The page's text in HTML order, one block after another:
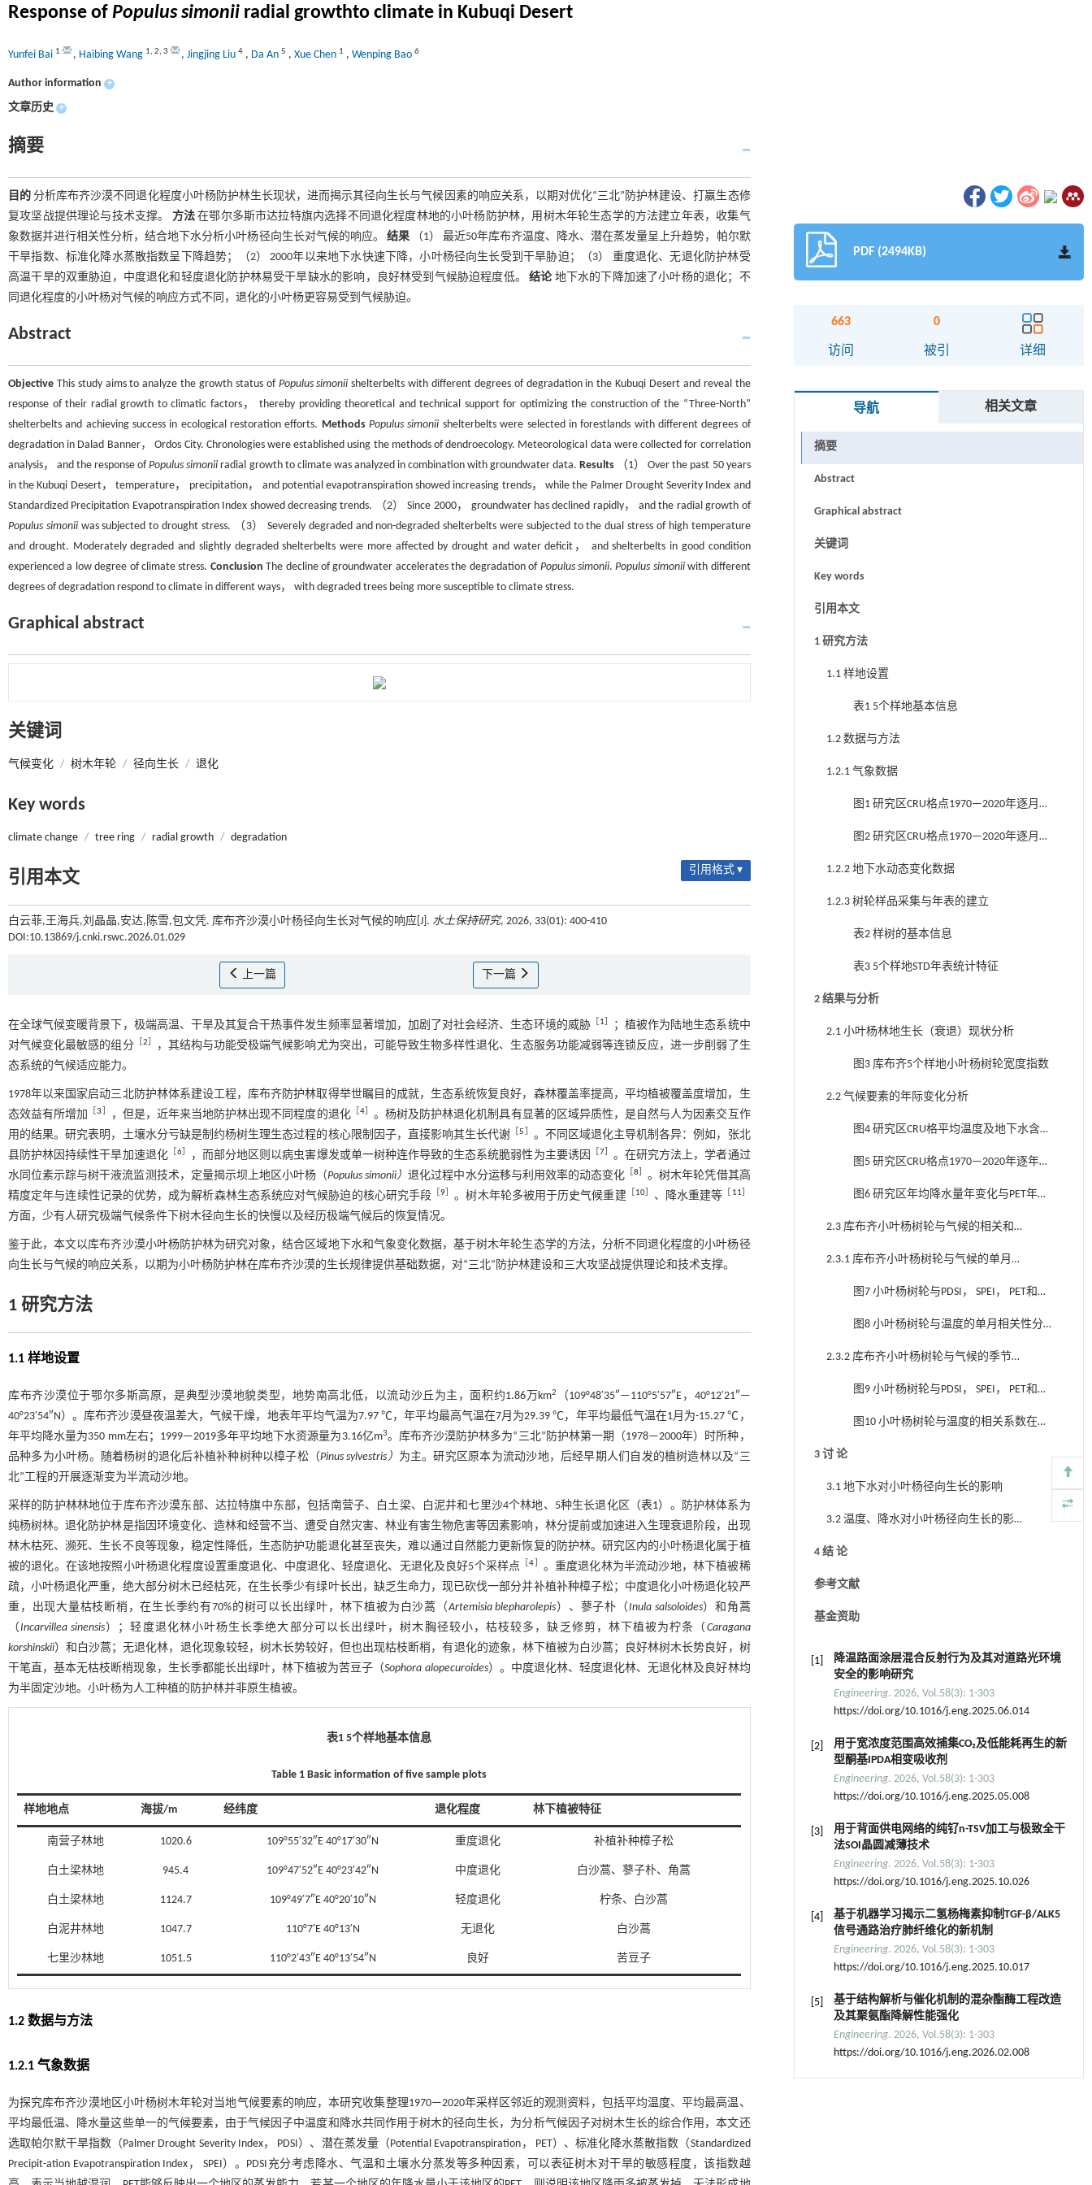
Response of Populus simonii radial growthto climate in Kubuqi Desert
Yunfei Bai 1 , Haibing Wang 1, 2, 3 , Jingjing Liu 4 , Da An 5 , Xue Chen 1 , Wenping Bao 6
Author information +
文章历史 +
摘要
目的 分析库布齐沙漠不同退化程度小叶杨防护林生长现状，进而揭示其径向生长与气候因素的响应关系，以期对优化“三北”防护林建设、打赢生态修
复攻坚战提供理论与技术支撑。 方法 在鄂尔多斯市达拉特旗内选择不同退化程度林地的小叶杨防护林，用树木年轮生态学的方法建立年表，收集气
象数据并进行相关性分析，结合地下水分析小叶杨径向生长对气候的响应。 结果（1） 最近50年库布齐温度、降水、潜在蒸发量呈上升趋势，帕尔默
干旱指数、标准化降水蒸散指数呈下降趋势；（2） 2000年以来地下水快速下降，小叶杨径向生长受到干旱胁迫；（3） 重度退化、无退化防护林受
高温干旱的双重胁迫，中度退化和轻度退化防护林易受干旱缺水的影响，良好林受到气候胁迫程度低。结论地下水的下降加速了小叶杨的退化；不
同退化程度的小叶杨对气候的响应方式不同，退化的小叶杨更容易受到气候胁迫。
Abstract
Objective This study aims to analyze the growth status of Populus simonii shelterbelts with different degrees of degradation in the Kubuqi Desert and reveal the
response of their radial growth to climatic factors， thereby providing theoretical and technical support for optimizing the construction of the “Three-North”
shelterbelts and achieving success in ecological restoration efforts. Methods Populus simonii shelterbelts were selected in forestlands with different degrees of
degradation in Dalad Banner， Ordos City. Chronologies were established using the methods of dendroecology. Meteorological data were collected for correlation
analysis， and the response ofPopulus simonii radial growth to climate was analyzed in combination with groundwater data.Results （1） Over the past 50 years
in the Kubuqi Desert， temperature， precipitation， and potential evapotranspiration showed increasing trends， while the Palmer Drought Severity Index and
Standardized Precipitation Evapotranspiration Index showed decreasing trends. （2） Since 2000， groundwater has declined rapidly， and the radial growth of
Populus simoniiwas subjected to drought stress. （3） Severely degraded and non-degraded shelterbelts were subjected to the dual stress of high temperature
and drought. Moderately degraded and slightly degraded shelterbelts were more affected by drought and water deficit， and shelterbelts in good condition
experienced a low degree of climate stress. Conclusion The decline of groundwater accelerates the degradation of Populus simonii.Populus simoniiwith different
degrees of degradation respond to climate in different ways， with degraded trees being more susceptible to climate stress.
Graphical abstract
关键词
气候变化 / 树木年轮 / 径向生长 / 退化
Key words
climate change / tree ring / radial growth / degradation
引用本文 引用格式 ▾
白云菲,王海兵,刘晶晶,安达,陈雪,包文凭. 库布齐沙漠小叶杨径向生长对气候的响应[J]. 水土保持研究, 2026, 33(01): 400-410
DOI:10.13869/j.cnki.rswc.2026.01.029
上一篇 下一篇
在全球气候变暖背景下，极端高温、干旱及其复合干热事件发生频率显著增加，加剧了对社会经济、生态环境的威胁 1
；植被作为陆地生态系统中
对气候变化最敏感的组分［ 2
，其结构与功能受极端气候影响尤为突出，可能导致生物多样性退化、生态服务功能减弱等连锁反应，进一步削弱了生
态系统的气候适应能力。
1978年以来国家启动三北防护林体系建设工程，库布齐防护林取得举世瞩目的成就，生态系统恢复良好，森林覆盖率提高，平均植被覆盖度增加，生
态效益有所增加
［3 ，但是，近年来当地防护林出现不同程度的退化 4］ 。杨树及防护林退化机制具有显著的区域异质性，是自然与人为因素交互作
用的结果。研究表明，土壤水分亏缺是制约杨树生理生态过程的核心限制因子，直接影响其生长代谢 ［5
。不同区域退化主导机制各异：例如，张北
县防护林因持续性干旱加速退化
6］ ，而部分地区则以病虫害爆发或单一树种连作导致的生态系统脆弱性为主要诱因 7］ 。在研究方法上，学者通过
水同位素示踪与树干液流监测技术，定量揭示坝上地区小叶杨（Populus simonii）退化过程中水分运移与利用效率的动态变化 ［8
。树木年轮凭借其高
精度定年与连续性记录的优势，成为解析森林生态系统应对气候胁迫的核心研究手段 ［9 。树木年轮多被用于历史气候重建［ 10］ 、降水重建等 11
方面，少有人研究极端气候条件下树木径向生长的快慢以及经历极端气候后的恢复情况。
鉴于此，本文以库布齐沙漠小叶杨防护林为研究对象，结合区域地下水和气象变化数据，基于树木年轮生态学的方法，分析不同退化程度的小叶杨径
向生长与气候的响应关系，以期为小叶杨防护林在库布齐沙漠的生长规律提供基础数据，对“三北”防护林建设和三大攻坚战提供理论和技术支撑。
1 研究方法
1.1 样地设置
库布齐沙漠位于鄂尔多斯高原，是典型沙漠地貌类型，地势南高北低，以流动沙丘为主，面积约1.86万km2
（109°48′35″—110°5′57″E，40°12′21″—
40°23′54″N）。库布齐沙漠昼夜温差大，气候干燥，地表年平均气温为7.97 ℃，年平均最高气温在7月为29.39 ℃，年平均最低气温在1月为-15.27 ℃，
年平均降水量为350 mm左右；1999—2019多年平均地下水资源量为3.16亿m3。库布齐沙漠防护林多为“三北”防护林第一期（1978—2000年）时所种，
品种多为小叶杨。随着杨树的退化后补植补种树种以樟子松（Pinus sylvestris） 为主。研究区原本为流动沙地，后经早期人们自发的植树造林以及“三
北”工程的开展逐渐变为半流动沙地。
采样的防护林林地位于库布齐沙漠东部、达拉特旗中东部，包括南营子、白土梁、白泥井和七里沙4个林地、5种生长退化区（表1）。防护林体系为
纯杨树林。退化防护林是指因环境变化、造林和经营不当、遭受自然灾害、林业有害生物危害等因素影响，林分提前或加速进入生理衰退阶段，出现
林木枯死、濒死、生长不良等现象，稳定性降低，生态防护功能退化甚至丧失，难以通过自然能力更新恢复的防护林。研究区内的小叶杨退化属于植
被的退化。在该地按照小叶杨退化程度设置重度退化、中度退化、轻度退化、无退化及良好5个采样点
［4
。重度退化林为半流动沙地，林下植被稀
疏，小叶杨退化严重，绝大部分树木已经枯死，在生长季少有绿叶长出，缺乏生命力，现已砍伐一部分并补植补种樟子松；中度退化小叶杨退化较严
重，出现大量枯枝断梢，在生长季约有70%的树可以长出绿叶，林下植被为白沙蒿（Artemisia blepharolepis）、蓼子朴（Inula salsoloides）和角蒿
（Incarvillea sinensis）；轻度退化林小叶杨生长季绝大部分可以长出绿叶，树木胸径较小，枯枝较多，缺乏修剪，林下植被为柠条（ Caragana
korshinskii）和白沙蒿；无退化林，退化现象较轻，树木长势较好，但也出现枯枝断梢，有退化的迹象，林下植被为白沙蒿；良好林树木长势良好，树
干笔直，基本无枯枝断梢现象，生长季都能长出绿叶，林下植被为苦豆子（Sophora alopecuroides）。中度退化林、轻度退化林、无退化林及良好林均
为半固定沙地。小叶杨为人工种植的防护林并非原生植被。
表1 5个样地基本信息
Table 1 Basic information of five sample plots
样地地点 海拔/m 经纬度 退化程度 林下植被特征
南营子林地 1020.6 109°55′32″E 40°17′30″N 重度退化 补植补种樟子松
白土梁林地 945.4 109°47′52″E 40°23′42″N 中度退化 白沙蒿、蓼子朴、角蒿
白土梁林地 1124.7 109°49′7″E 40°20′10″N 轻度退化 柠条、白沙蒿
白泥井林地 1047.7 110°7′E 40°13′N 无退化 白沙蒿
七里沙林地 1051.5 110°2′43″E 40°13′54″N 良好 苦豆子
1.2 数据与方法
1.2.1 气象数据
为探究库布齐沙漠地区小叶杨树木年轮对当地气候要素的响应，本研究收集整理1970—2020年采样区邻近的观测资料，包括平均温度、平均最高温、
平均最低温、降水量这些单一的气候要素，由于气候因子中温度和降水共同作用于树木的径向生长，为分析气候因子对树木生长的综合作用，本文还
选取帕尔默干旱指数（Palmer Drought Severity Index， PDSI）、潜在蒸发量（Potential Evapotranspiration， PET）、标准化降水蒸散指数（Standardized
Precipit-ation Evapotranspiration Index， SPEI）。PDSI充分考虑降水、气温和土壤水分蒸发等多种因素，可以表征树木对干旱的敏感程度，该指数越
PDF (2494KB)
663
访问
0
被引 详细
导航 相关文章
摘要
Abstract
Graphical abstract
关键词
Key words
引用本文
1 研究方法
1.1 样地设置
表1 5个样地基本信息
1.2 数据与方法
1.2.1 气象数据
图1 研究区CRU格点1970—2020年逐月平
均温度和平均降水
图2 研究区CRU格点1970—2020年逐月平
均PET、逐月平均PDSI及逐月平均SPEI
1.2.2 地下水动态变化数据
1.2.3 树轮样品采集与年表的建立
表2 样树的基本信息
表3 5个样地STD年表统计特征
2 结果与分析
2.1 小叶杨林地生长（衰退）现状分析
图3 库布齐5个样地小叶杨树轮宽度指数
2.2 气候要素的年际变化分析
图4 研究区CRU格平均温度及地下水含量
与年总降水量对比
图5 研究区CRU格点1970—2020年逐年平
均降水、逐年平均PET、逐年平均PDSI和逐
图6 研究区年均降水量年变化与PET年变
化对比
2.3 库布齐小叶杨树轮与气候的相关和
响应分析
2.3.1 库布齐小叶杨树轮与气候的单月相
关和响应分析
图7 小叶杨树轮与PDSI， SPEI， PET和降
水的单月相关性分析
图8 小叶杨树轮与温度的单月相关性分
2.3.2 库布齐小叶杨树轮与气候的季节相
关和响应分析
图9 小叶杨树轮与PDSI， SPEI， PET和降
水的相关系数在不同季节组合
图10 小叶杨树轮与温度的相关系数在不
同季节组合
3 讨 论
3.1 地下水对小叶杨径向生长的影响
3.2 温度、降水对小叶杨径向生长的影
响
4 结 论
参考文献
基金资助
[1]
降温路面涂层混合反射行为及其对道路光环境
安全的影响研究
Engineering. 2026, Vol.58(3): 1-303
https://doi.org/10.1016/j.eng.2025.06.014
[2]
用于宽浓度范围高效捕集CO₂及低能耗再生的新
型酮基IPDA相变吸收剂
Engineering. 2026, Vol.58(3): 1-303
https://doi.org/10.1016/j.eng.2025.05.008
[3]
用于背面供电网络的纯钌n-TSV加工与极致全干
法SOI晶圆减薄技术
Engineering. 2026, Vol.58(3): 1-303
https://doi.org/10.1016/j.eng.2025.10.026
[4]
基于机器学习揭示二氢杨梅素抑制TGF-β/ALK5
信号通路治疗肺纤维化的新机制
Engineering. 2026, Vol.58(3): 1-303
https://doi.org/10.1016/j.eng.2025.10.017
[5]
基于结构解析与催化机制的混杂酯酶工程改造
及其聚氨酯降解性能强化
Engineering. 2026, Vol.58(3): 1-303
https://doi.org/10.1016/j.eng.2026.02.008